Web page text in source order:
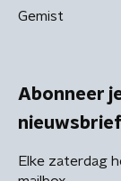
Gemist
Abonneer
nieuwsbrief
Elke zaterdag